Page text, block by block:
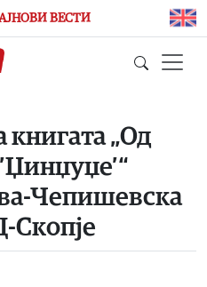
ВЕСТИ
книгата „Од
Чепишевска
Скопје